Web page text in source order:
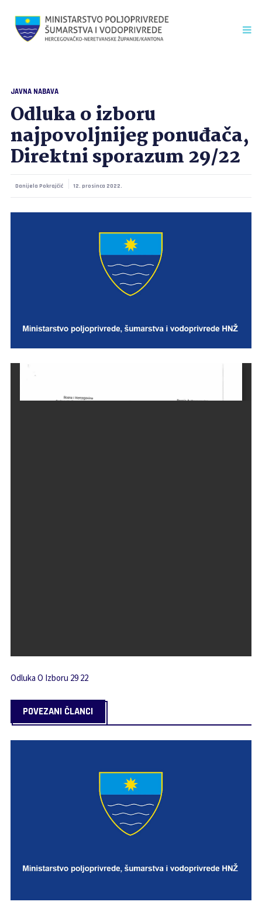
JAVNA NABAVA
Odluka o izboru
najpovoljnijeg ponuđača,
Direktni sporazum 29/22
Danijela Pokrajčić 12. prosinca 2022.
Odluka O Izboru 29 22
POVEZANI ČLANCI